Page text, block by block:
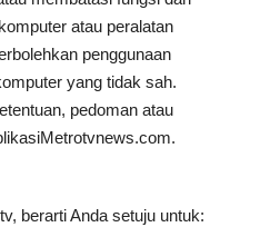
atau peralatan
penggunaan
yang tidak sah.
pedoman atau
berarti Anda setuju untuk: